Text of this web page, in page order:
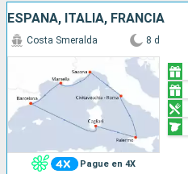
ESPAÑA, ITALIA, FRANCIA
Pague en 4X
Costa Smeralda 8 d